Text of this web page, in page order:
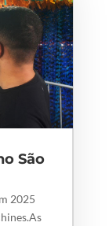
São
2025